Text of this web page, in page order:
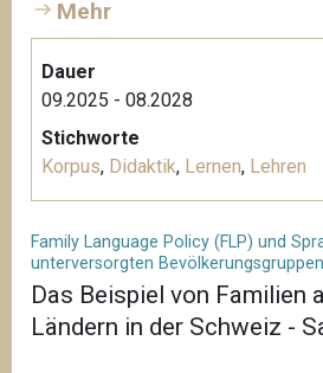
Mehr
Dauer
09.2025 - 08.2028
Stichworte
Korpus, Didaktik, Lernen, Lehren
Family Language Policy (FLP) und
unterversorgten Bevölkerungsgruppen
Das Beispiel von Familien
Ländern in der Schweiz -